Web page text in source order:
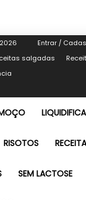
Entrar /
salgadas
RISOTOS
SEM LACTOSE